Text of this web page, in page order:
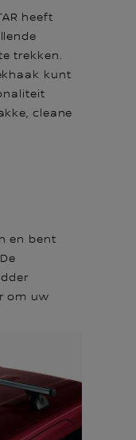
heeft
trekken.
kunt
cleane
en bent
om uw